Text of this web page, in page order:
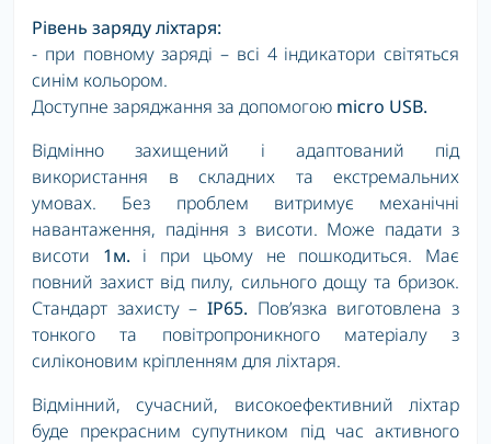
Рівень заряду ліхтаря:
- при повному заряді – всі 4 індикатори світяться
синім кольором.
Доступне заряджання за допомогою micro USB.
Відмінно захищений і адаптований під
використання в складних та екстремальних
умовах. Без проблем витримує механічні
навантаження, падіння з висоти. Може падати з
висоти 1м. і при цьому не пошкодиться. Має
повний захист від пилу, сильного дощу та бризок.
Стандарт захисту – IP65. Пов’язка виготовлена з
тонкого та повітропроникного матеріалу з
силіконовим кріпленням для ліхтаря.
Відмінний, сучасний, високоефективний ліхтар
буде прекрасним супутником під час активного